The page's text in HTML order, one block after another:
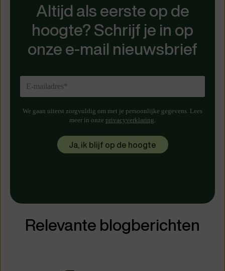
Altijd als eerste op de
hoogte? Schrijf je in op
onze e-mail nieuwsbrief
We gaan uiterst zorgvuldig om met je persoonlijke gegevens. Lees
meer in onze privacyverklaring
Relevante blogberichten